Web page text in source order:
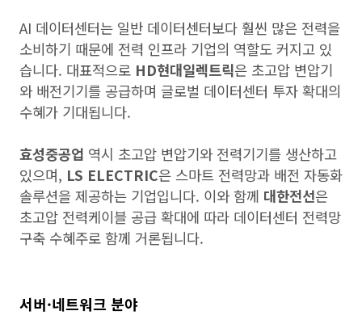
AI 데이터센터는 일반 데이터센터보다 훨씬 많은 전력을
소비하기 때문에 전력 인프라 기업의 역할도 커지고 있
습니다. 대표적으로 HD현대일렉트릭은 초고압 변압기
와 배전기기를 공급하며 글로벌 데이터센터 투자 확대의
수혜가 기대됩니다.
효성중공업 역시 초고압 변압기와 전력기기를 생산하고
있으며, LS ELECTRIC은 스마트 전력망과 배전 자동화
솔루션을 제공하는 기업입니다. 이와 함께 대한전선은
초고압 전력케이블 공급 확대에 따라 데이터센터 전력망
구축 수혜주로 함께 거론됩니다.
서버·네트워크 분야